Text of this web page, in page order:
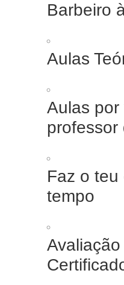
Barbeiro
Aulas
Aulas
professor
Faz o teu
tempo